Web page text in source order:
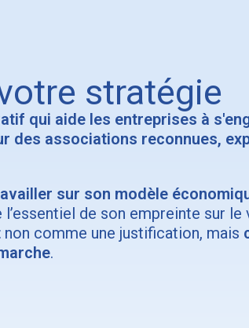
stratégie
qui aide les entreprises à
des associations reconnues,
sur son modèle
l’essentiel de son empreinte sur le
non comme une justification, mais
.